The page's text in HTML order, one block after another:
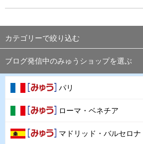
カテゴリーで絞り込む
ブログ発信中のみゅうショップを選ぶ
パリ
ローマ・ベネチア
マドリッド・バルセロナ